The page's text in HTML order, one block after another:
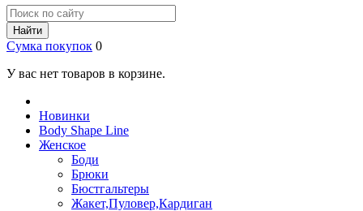
Найти
Сумка покупок 0
У вас нет товаров в корзине.
Новинки
Body Shape Line
Женское
Боди
Брюки
Бюстгальтеры
Жакет,Пуловер,Кардиган